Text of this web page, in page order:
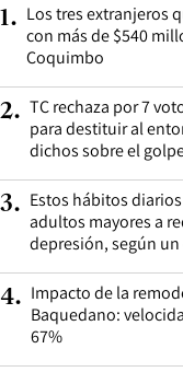
1. Los tres extranjeros
con más de $540
Coquimbo
2. TC rechaza por 7
para destituir al
dichos sobre el
3. Estos hábitos
adultos mayores a
depresión, según
4. Impacto de la
Baquedano:
67%